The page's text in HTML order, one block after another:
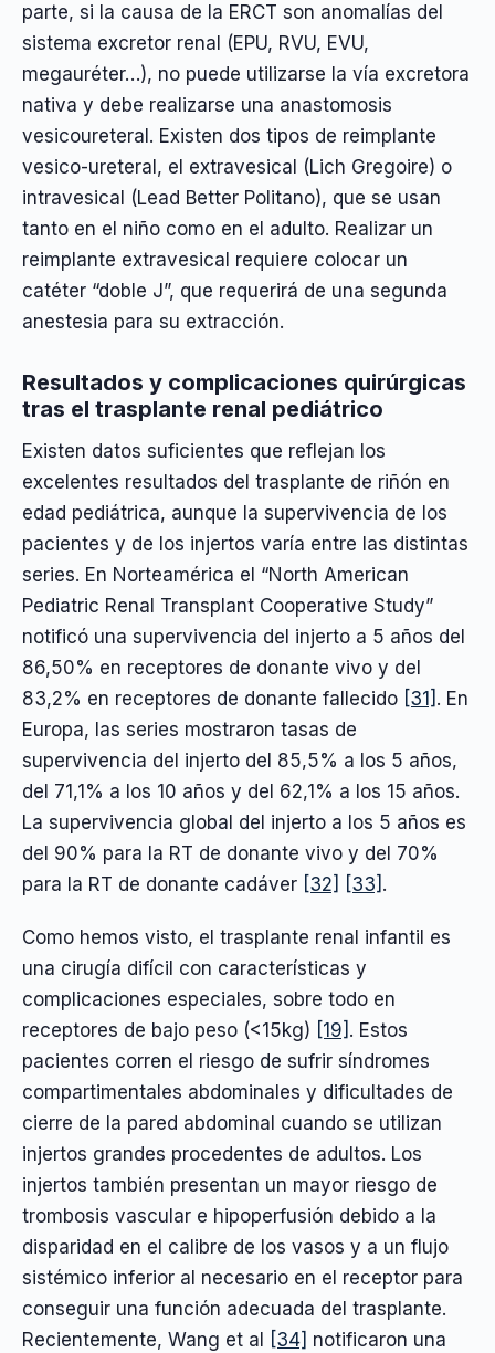
parte, si la causa de la ERCT son anomalías del
sistema excretor renal (EPU, RVU, EVU,
megauréter…), no puede utilizarse la vía excretora
nativa y debe realizarse una anastomosis
vesicoureteral. Existen dos tipos de reimplante
vesico-ureteral, el extravesical (Lich Gregoire) o
intravesical (Lead Better Politano), que se usan
tanto en el niño como en el adulto. Realizar un
reimplante extravesical requiere colocar un
catéter “doble J”, que requerirá de una segunda
anestesia para su extracción.
Resultados y complicaciones quirúrgicas
tras el trasplante renal pediátrico
Existen datos suficientes que reflejan los
excelentes resultados del trasplante de riñón en
edad pediátrica, aunque la supervivencia de los
pacientes y de los injertos varía entre las distintas
series. En Norteamérica el “North American
Pediatric Renal Transplant Cooperative Study”
notificó una supervivencia del injerto a 5 años del
86,50% en receptores de donante vivo y del
83,2% en receptores de donante fallecido [31] . En
Europa, las series mostraron tasas de
supervivencia del injerto del 85,5% a los 5 años,
del 71,1% a los 10 años y del 62,1% a los 15 años.
La supervivencia global del injerto a los 5 años es
del 90% para la RT de donante vivo y del 70%
para la RT de donante cadáver [32] [33] .
Como hemos visto, el trasplante renal infantil es
una cirugía difícil con características y
complicaciones especiales, sobre todo en
receptores de bajo peso (<15kg) [19] . Estos
pacientes corren el riesgo de sufrir síndromes
compartimentales abdominales y dificultades de
cierre de la pared abdominal cuando se utilizan
injertos grandes procedentes de adultos. Los
injertos también presentan un mayor riesgo de
trombosis vascular e hipoperfusión debido a la
disparidad en el calibre de los vasos y a un flujo
sistémico inferior al necesario en el receptor para
conseguir una función adecuada del trasplante.
Recientemente, Wang et al
[34] notificaron una